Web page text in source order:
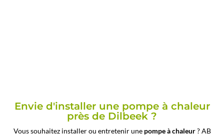
Envie d'installer une pompe à chaleur
près de Dilbeek ?
Vous souhaitez installer ou entretenir une pompe à chaleur? AB